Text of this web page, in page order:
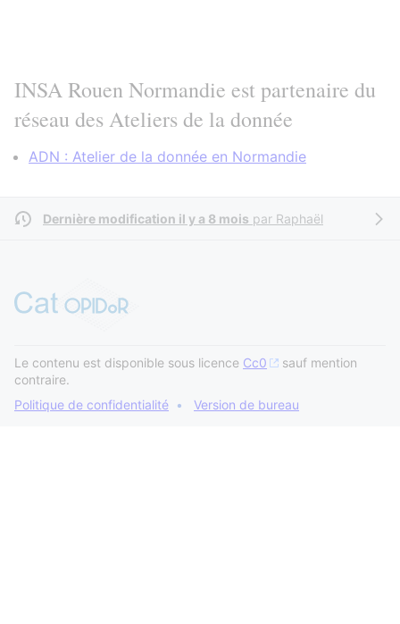
INSA Rouen Normandie est partenaire du
réseau des Ateliers de la donnée
ADN : Atelier de la donnée en Normandie
Dernière modification il y a 8 mois par Raphaël
Le contenu est disponible sous licence Cc0
sauf mention
contraire.
Politique de confidentialité
Version de bureau